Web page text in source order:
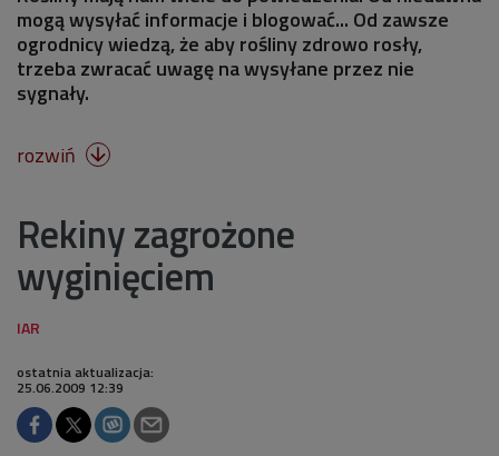
mogą wysyłać informacje i blogować... Od zawsze
ogrodnicy wiedzą, że aby rośliny zdrowo rosły,
trzeba zwracać uwagę na wysyłane przez nie
sygnały.
rozwiń 
Rekiny zagrożone
wyginięciem
ostatnia aktualizacja:
25.06.2009 12:39